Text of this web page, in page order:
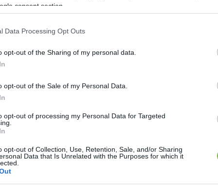
consent section.
Data Processing Opt Outs
opt-out of the Sharing of my personal data.
opt-out of the Sale of my Personal Data.
opt-out of processing my Personal Data for Targeted
opt-out of Collection, Use, Retention, Sale, and/or Sharing
Data that Is Unrelated with the Purposes for which it
egy tálban, majd hagyd állni egy kicsit
és nyomkodd le jól.
lesz.
csak akkor, ha kihűlt, hogy egyben maradjon a